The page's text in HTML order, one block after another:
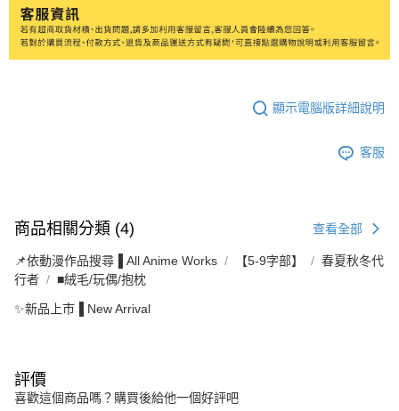
顯示電腦版詳細說明
客服
商品相關分類 (4) 查看全部
📌依動漫作品搜尋▐ All Anime Works 【5-9字部】
春夏秋冬代
行者
■絨毛/玩偶/抱枕
✨新品上市▐ New Arrival
評價
喜歡這個商品嗎？購買後給他一個好評吧